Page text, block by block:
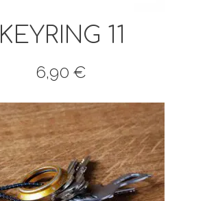
KEYRING 11
6,90 €